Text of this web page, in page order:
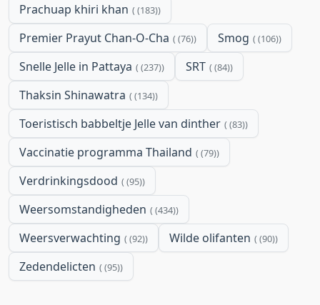
Prachuap khiri khan (183)
Premier Prayut Chan-O-Cha (76) Smog (106)
Snelle Jelle in Pattaya (237) SRT (84)
Thaksin Shinawatra (134)
Toeristisch babbeltje Jelle van dinther (83)
Vaccinatie programma Thailand (79)
Verdrinkingsdood (95)
Weersomstandigheden (434)
Weersverwachting (92) Wilde olifanten (90)
Zedendelicten (95)